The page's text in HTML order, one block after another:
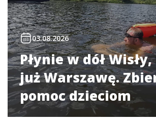
03.08.2026
Płynie w dół
już Warszawę.
pomoc dzieciom